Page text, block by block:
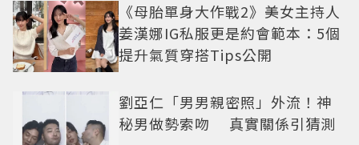
《母胎單身大作戰2》美女主持人
姜漢娜IG私服更是約會範本：5個
提升氣質穿搭Tips公開
劉亞仁「男男親密照」外流！神
秘男做勢索吻 真實關係引猜測